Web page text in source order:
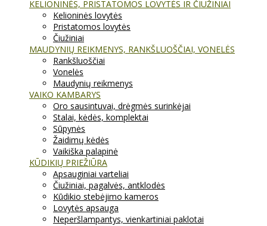
KELIONINĖS, PRISTATOMOS LOVYTĖS IR ČIUŽINIAI
Kelioninės lovytės
Pristatomos lovytės
Čiužiniai
MAUDYNIŲ REIKMENYS, RANKŠLUOŠČIAI, VONELĖS
Rankšluoščiai
Vonelės
Maudynių reikmenys
VAIKO KAMBARYS
Oro sausintuvai, drėgmės surinkėjai
Stalai, kėdės, komplektai
Sūpynės
Žaidimų kėdės
Vaikiška palapinė
KŪDIKIŲ PRIEŽIŪRA
Apsauginiai varteliai
Čiužiniai, pagalvės, antklodės
Kūdikio stebėjimo kameros
Lovytės apsauga
Neperšlampantys, vienkartiniai paklotai